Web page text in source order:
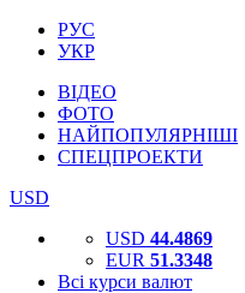
РУС
УКР
ВІДЕО
ФОТО
НАЙПОПУЛЯРНІШІ
СПЕЦПРОЕКТИ
USD
USD 44.4869
EUR 51.3348
Всі курси валют